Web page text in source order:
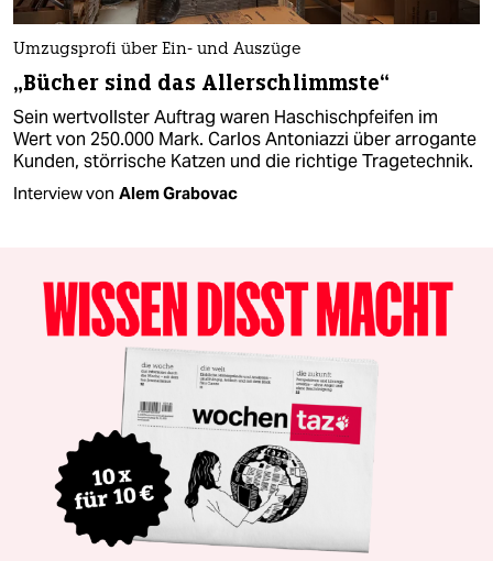
Umzugsprofi über Ein- und Auszüge
„Bücher sind das Allerschlimmste“
Sein wertvollster Auftrag waren Haschischpfeifen im
Wert von 250.000 Mark. Carlos Antoniazzi über arrogante
Kunden, störrische Katzen und die richtige Tragetechnik.
Interview von Alem Grabovac